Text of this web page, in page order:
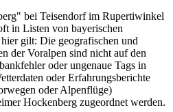
bei Teisendorf im Rupertiwinkel
in Listen von bayerischen
gilt: Die geografischen und
der Voralpen sind nicht auf den
oder ungenaue Tags in
oder Erfahrungsberichte
oder Alpenflüge)
Hockenberg zugeordnet werden.